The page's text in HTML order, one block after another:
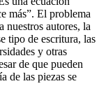
más”. El problema
nuestros autores, la
tipo de escritura, las
y otras
de que pueden
de las piezas se